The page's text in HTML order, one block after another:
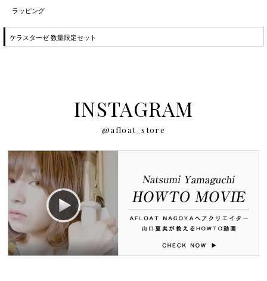
ラッピング
ケラスターゼ 数量限定セット
INSTAGRAM
@afloat_store